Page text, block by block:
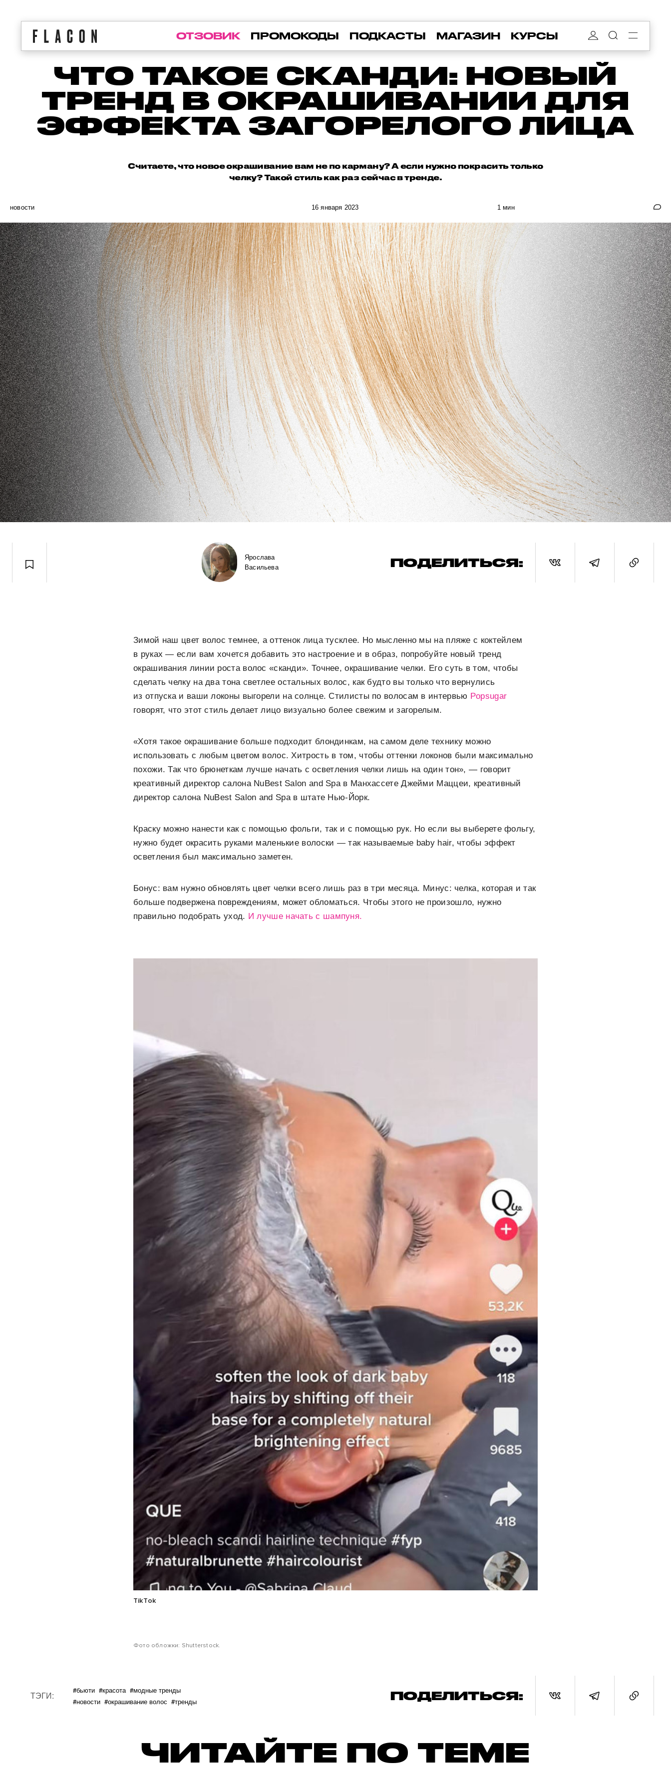
ОТЗОВИК ПРОМОКОДЫ ПОДКАСТЫ МАГАЗИН КУРСЫ
ЧТО ТАКОЕ СКАНДИ: НОВЫЙ
ТРЕНД В ОКРАШИВАНИИ ДЛЯ
ЭФФЕКТА ЗАГОРЕЛОГО ЛИЦА
Считаете, что новое окрашивание вам не по карману? А если нужно покрасить только
челку? Такой стиль как раз сейчас в тренде.
новости 16 января 2023 1 мин
Ярослава
Васильева
ПОДЕЛИТЬСЯ:
Зимой наш цвет волос темнее, а оттенок лица тусклее. Но мысленно мы на пляже с коктейлем
в руках — если вам хочется добавить это настроение и в образ, попробуйте новый тренд
окрашивания линии роста волос «сканди». Точнее, окрашивание челки. Его суть в том, чтобы
сделать челку на два тона светлее остальных волос, как будто вы только что вернулись
из отпуска и ваши локоны выгорели на солнце. Стилисты по волосам в интервью Popsugar
говорят, что этот стиль делает лицо визуально более свежим и загорелым.
«Хотя такое окрашивание больше подходит блондинкам, на самом деле технику можно
использовать с любым цветом волос. Хитрость в том, чтобы оттенки локонов были максимально
похожи. Так что брюнеткам лучше начать с осветления челки лишь на один тон», — говорит
креативный директор салона NuBest Salon and Spa в Манхассете Джейми Маццеи, креативный
директор салона NuBest Salon and Spa в штате Нью-Йорк.
Краску можно нанести как с помощью фольги, так и с помощью рук. Но если вы выберете фольгу,
нужно будет окрасить руками маленькие волоски — так называемые baby hair, чтобы эффект
осветления был максимально заметен.
Бонус: вам нужно обновлять цвет челки всего лишь раз в три месяца. Минус: челка, которая и так
больше подвержена повреждениям, может обломаться. Чтобы этого не произошло, нужно
правильно подобрать уход. И лучше начать с шампуня.
TikTok
Фото обложки: Shutterstock.
ТЭГИ: #бьюти #красота #модные тренды
#новости #окрашивание волос #тренды ПОДЕЛИТЬСЯ:
ЧИТАЙТЕ ПО ТЕМЕ